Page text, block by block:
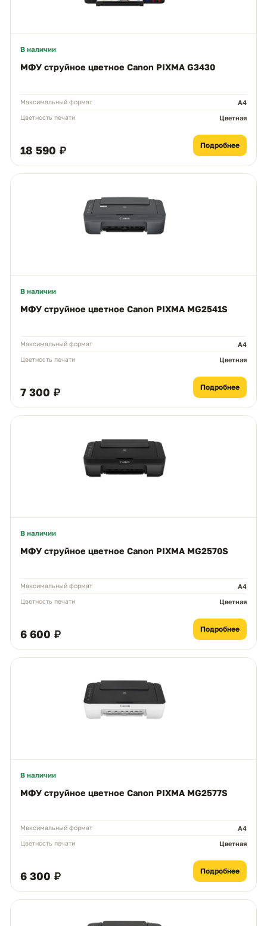
В наличии
МФУ струйное цветное Canon PIXMA G3430
Максимальный формат А4
Цветность печати Цветная
18 590 ₽ Подробнее
В наличии
МФУ струйное цветное Canon PIXMA MG2541S
Максимальный формат А4
Цветность печати Цветная
7 300 ₽ Подробнее
В наличии
МФУ струйное цветное Canon PIXMA MG2570S
Максимальный формат А4
Цветность печати Цветная
6 600 ₽ Подробнее
В наличии
МФУ струйное цветное Canon PIXMA MG2577S
Максимальный формат А4
Цветность печати Цветная
6 300 ₽ Подробнее